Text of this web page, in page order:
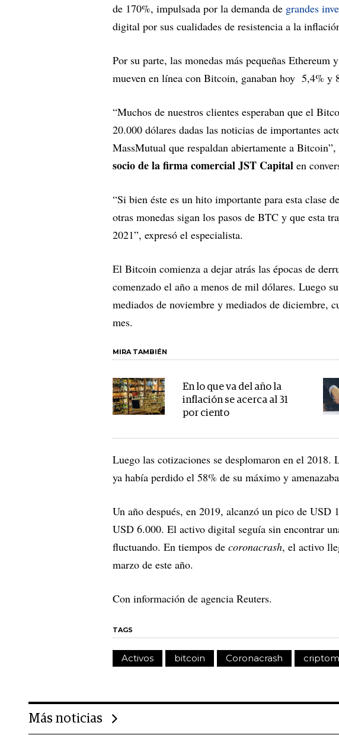
de 170%, impulsada por la demanda de grandes
digital por sus cualidades de resistencia a la
Por su parte, las monedas más pequeñas
mueven en línea con Bitcoin, ganaban hoy 5,4% y
“Muchos de nuestros clientes esperaban que el
20.000 dólares dadas las noticias de importantes
MassMutual que respaldan abiertamente a
socio de la firma comercial JST Capital en
“Si bien éste es un hito importante para esta clase
otras monedas sigan los pasos de BTC y que esta
2021”, expresó el especialista.
El Bitcoin comienza a dejar atrás las épocas de
comenzado el año a menos de mil dólares. Luego
mediados de noviembre y mediados de diciembre,
mes.
MIRA TAMBIÉN
En lo que va del año la
inflación se acerca al 31
por ciento
Luego las cotizaciones se desplomaron en el 2018.
ya había perdido el 58% de su máximo y
Un año después, en 2019, alcanzó un pico de USD
USD 6.000. El activo digital seguía sin encontrar
fluctuando. En tiempos de coronacrash, el activo
marzo de este año.
Con información de agencia Reuters.
TAGS
Activos bitcoin Coronacrash
Más noticias